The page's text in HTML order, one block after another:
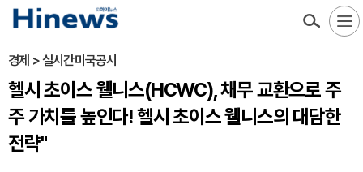
경제 > 실시간미국공시
헬시 초이스 웰니스(HCWC), 채무 교환으로 주
주 가치를 높인다! 헬시 초이스 웰니스의 대담한
전략"